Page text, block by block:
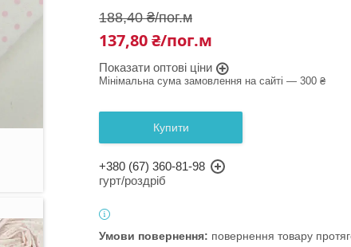
188,40 ₴/пог.м
137,80 ₴/пог.м
Показати оптові ціни
Мінімальна сума замовлення на сайті — 300 ₴
Купити
+380 (67) 360-81-98
гурт/роздріб
повернення товару